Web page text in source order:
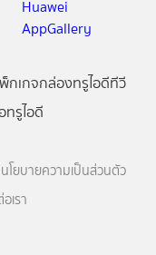
กเกจกล่องทรูไอดีทีวี
ทรูไอดี
นโยบายความเป็นส่วนตัว
เรา